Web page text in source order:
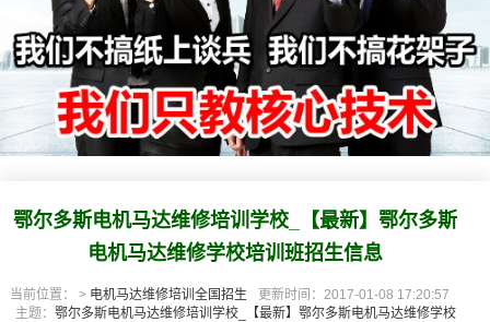
鄂尔多斯电机马达维修培训学校_【最新】鄂尔多斯
电机马达维修学校培训班招生信息
当前位置： > 电机马达维修培训全国招生
更新时间：2017-01-08 17:20:57
主题： 鄂尔多斯电机马达维修培训学校_【最新】鄂尔多斯电机马达维修学校